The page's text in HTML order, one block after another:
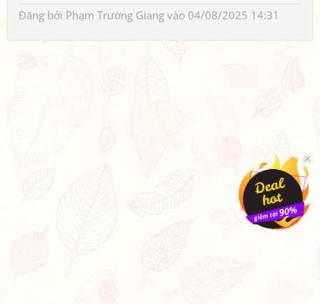
Đăng bởi Phạm Trường Giang vào 04/08/2025 14:31